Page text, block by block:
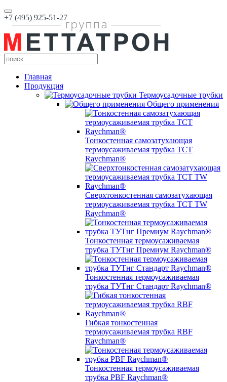
+7 (495) 925-51-27
Главная
Продукция
Термоусадочные трубки
Общего применения
Тонкостенная самозатухающая
термоусаживаемая трубка ТCT
Raychman®
Сверхтонкостенная самозатухающая
термоусаживаемая трубка ТCT TW
Raychman®
Тонкостенная термоусаживаемая
трубка ТУТнг Премиум Raychman®
Тонкостенная термоусаживаемая
трубка ТУТнг Стандарт Raychman®
Гибкая тонкостенная
термоусаживаемая трубка RBF
Raychman®
Тонкостенная термоусаживаемая
трубка PBF Raychman®